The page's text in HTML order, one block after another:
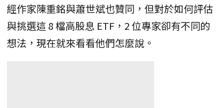
經作家陳重銘與蕭世斌也贊同，但對於如何評估
與挑選這 8 檔高股息 ETF，2 位專家卻有不同的
想法，現在就來看看他們怎麼說。